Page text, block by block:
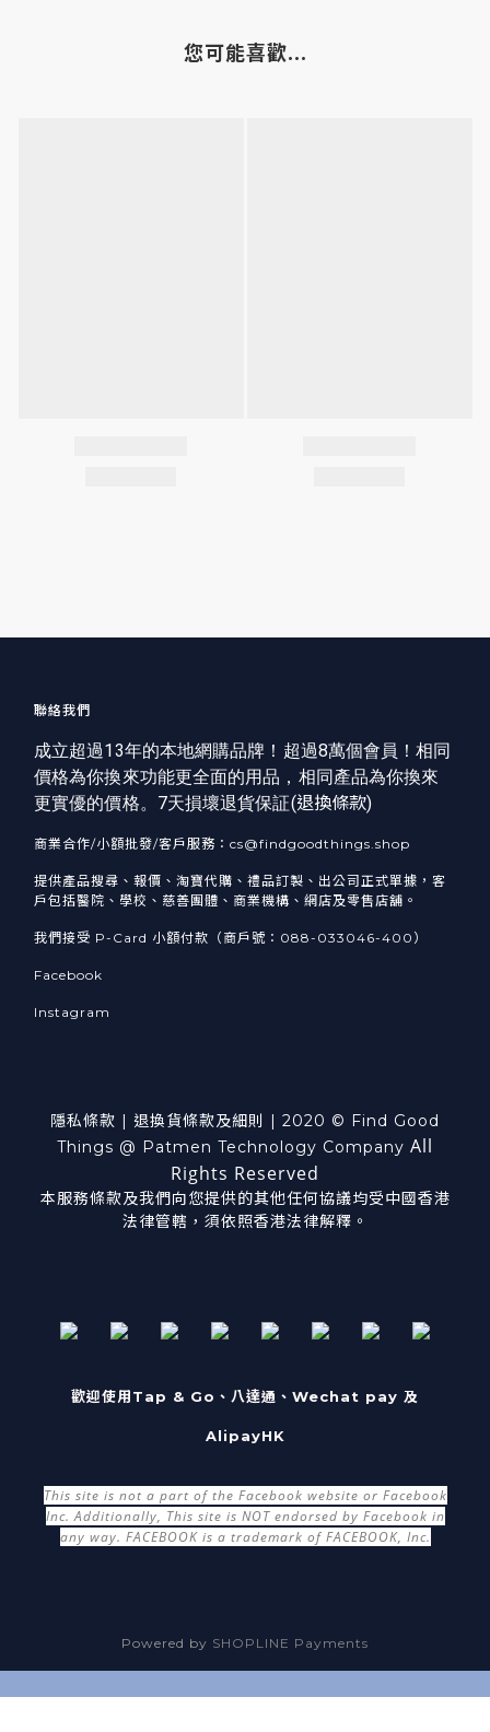
您可能喜歡...
聯絡我們
成立超過13年的本地網購品牌！超過8萬個會員！相同
價格為你換來功能更全面的用品，相同產品為你換來
更實優的價格。7天損壞退貨保証(退換條款)
商業合作/小額批發/客戶服務：cs@findgoodthings.shop
提供產品搜尋、報價、淘寶代購、禮品訂製、出公司正式單據，客
戶包括醫院、學校、慈善團體、商業機構、網店及零售店舖。
我們接受 P-Card 小額付款（商戶號：088-033046-400）
Facebook
Instagram
隱私條款 | 退換貨條款及細則 | 2020 © Find Good
Things @ Patmen Technology Company All
Rights Reserved
本服務條款及我們向您提供的其他任何協議均受中國香港
法律管轄，須依照香港法律解釋。
歡迎使用Tap & Go、八達通、Wechat pay 及
AlipayHK
This site is not a part of the Facebook website or Facebook
Inc. Additionally, This site is NOT endorsed by Facebook in
any way. FACEBOOK is a trademark of FACEBOOK, Inc.
Powered by SHOPLINE Payments